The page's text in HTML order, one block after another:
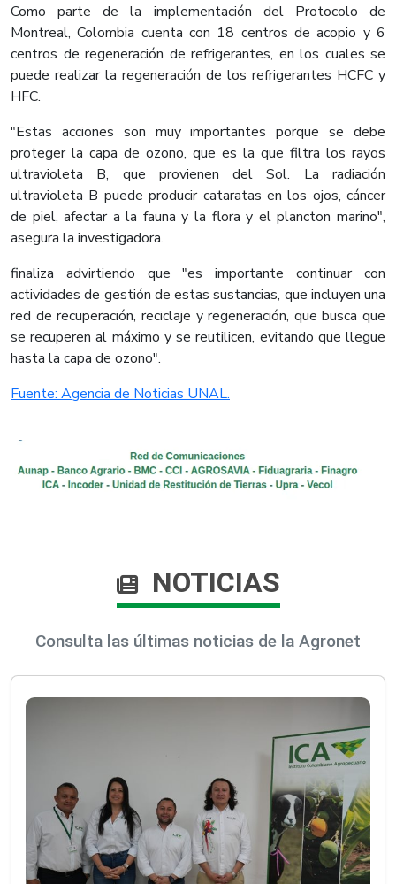
Como parte de la implementación del Protocolo de
Montreal, Colombia cuenta con 18 centros de acopio y 6
centros de regeneración de refrigerantes, en los cuales se
puede realizar la regeneración de los refrigerantes HCFC y
HFC.
"Estas acciones son muy importantes porque se debe
proteger la capa de ozono, que es la que filtra los rayos
ultravioleta B, que provienen del Sol. La radiación
ultravioleta B puede producir cataratas en los ojos, cáncer
de piel, afectar a la fauna y la flora y el plancton marino",
asegura la investigadora.
finaliza advirtiendo que "es importante continuar con
actividades de gestión de estas sustancias, que incluyen una
red de recuperación, reciclaje y regeneración, que busca que
se recuperen al máximo y se reutilicen, evitando que llegue
hasta la capa de ozono".​
Fuente: Agencia de Noticias UNAL.​
NOTICIAS
Consulta las últimas noticias de la Agronet